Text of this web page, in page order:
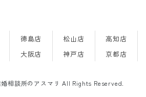
徳島店 松山店
高知店
大阪店 神戸店 京都店
相談所のアスマリ All Rights Reserved.